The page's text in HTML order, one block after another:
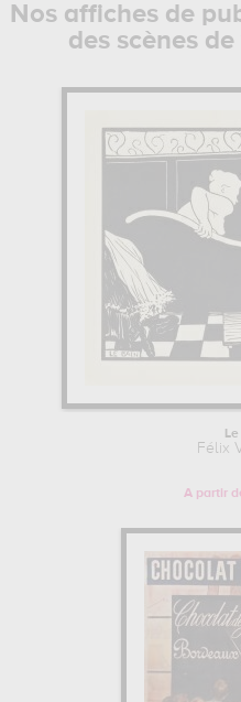
Nos affiches de
des scènes
Félix
A partir